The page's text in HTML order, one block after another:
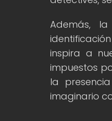
Además,
inspira a
impuestos
la
imaginario